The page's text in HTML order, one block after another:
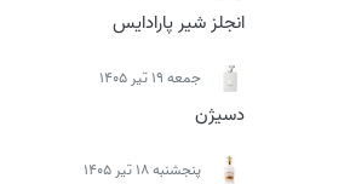
انجلز شیر پارادایس
جمعه 19 تیر 1405
دسیژن
پنجشنبه 18 تیر 1405